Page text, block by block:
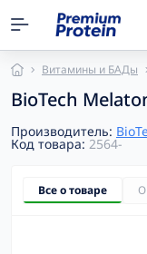
Витамины и БАДы
BioTech
Производитель:
Код товара: 2564-
Все о товаре